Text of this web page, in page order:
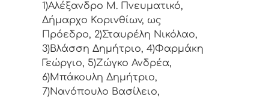
1)Αλέξανδρο Μ. Πνευματικό,
Δήμαρχo Κoριvθίωv, ως
Πρόεδρo, 2)Σταυρέλη Νικόλαο,
3)Βλάσση Δημήτριο, 4)Φαρμάκη
Γεώργιο, 5)Ζώγκο Ανδρέα,
6)Μπάκουλη Δημήτριο,
7)Νανόπουλο Βασίλειο,